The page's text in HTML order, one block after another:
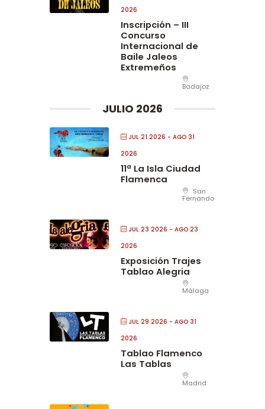
2026
Inscripción – III
Concurso
Internacional de
Baile Jaleos
Extremeños
Badajoz
JULIO 2026
JUL 21 2026 - AGO 31
2026
11ª La Isla Ciudad
Flamenca
San
Fernando
JUL 23 2026 - AGO 23
2026
Exposición Trajes
Tablao Alegria
Málaga
JUL 29 2026 - AGO 31
2026
Tablao Flamenco
Las Tablas
Madrid